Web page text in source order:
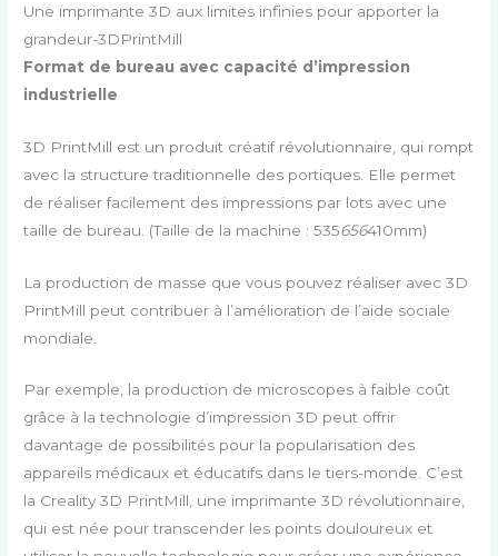
Une imprimante 3D aux limites infinies pour apporter la
grandeur-3DPrintMill
Format de bureau avec capacité d’impression
industrielle
3D PrintMill est un produit créatif révolutionnaire, qui rompt
avec la structure traditionnelle des portiques. Elle permet
de réaliser facilement des impressions par lots avec une
taille de bureau. (Taille de la machine : 535656410mm)
La production de masse que vous pouvez réaliser avec 3D
PrintMill peut contribuer à l’amélioration de l’aide sociale
mondiale.
Par exemple, la production de microscopes à faible coût
grâce à la technologie d’impression 3D peut offrir
davantage de possibilités pour la popularisation des
appareils médicaux et éducatifs dans le tiers-monde. C’est
la Creality 3D PrintMill, une imprimante 3D révolutionnaire,
qui est née pour transcender les points douloureux et